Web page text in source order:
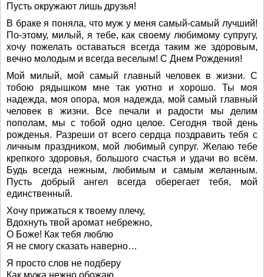
Пусть окружают лишь друзья!
В браке я поняла, что муж у меня самый-самый лучший!
По-этому, милый, я тебе, как своему любимому супругу,
хочу пожелать оставаться всегда таким же здоровым,
вечно молодым и всегда веселым! С Днем Рождения!
Мой милый, мой самый главный человек в жизни. С
тобою рядышком мне так уютно и хорошо. Ты моя
надежда, моя опора, моя надежда, мой самый главный
человек в жизни. Все печали и радости мы делим
пополам, мы с тобой одно целое. Сегодня твой день
рожденья. Разреши от всего сердца поздравить тебя с
личным праздником, мой любимый супруг. Желаю тебе
крепкого здоровья, большого счастья и удачи во всём.
Будь всегда нежным, любимым и самым желанным.
Пусть добрый ангел всегда оберегает тебя, мой
единственный.
Хочу прижаться к твоему плечу,
Вдохнуть твой аромат небрежно,
О Боже! Как тебя люблю
Я не смогу сказать наверно…
Я просто слов не подберу
Как мужа нежно обожаю.